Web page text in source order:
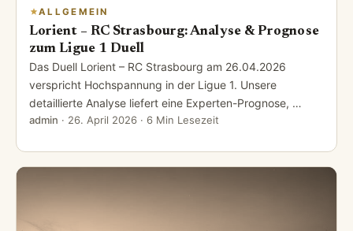
ALLGEMEIN
Lorient – RC Strasbourg: Analyse & Prognose
zum Ligue 1 Duell
Das Duell Lorient – RC Strasbourg am 26.04.2026
verspricht Hochspannung in der Ligue 1. Unsere
detaillierte Analyse liefert eine Experten-Prognose, …
admin · 26. April 2026 · 6 Min Lesezeit